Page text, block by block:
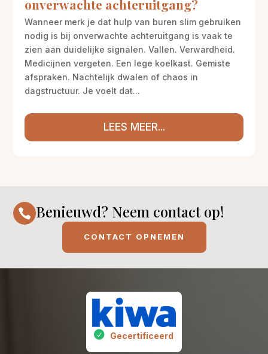
onverwachte achteruitgang?
Wanneer merk je dat hulp van buren slim gebruiken
nodig is bij onverwachte achteruitgang is vaak te
zien aan duidelijke signalen. Vallen. Verwardheid.
Medicijnen vergeten. Een lege koelkast. Gemiste
afspraken. Nachtelijk dwalen of chaos in
dagstructuur. Je voelt dat...
LEES MEER...
 Benieuwd? Neem contact op!
CONTACT OPNEMEN
Gecertificeerd